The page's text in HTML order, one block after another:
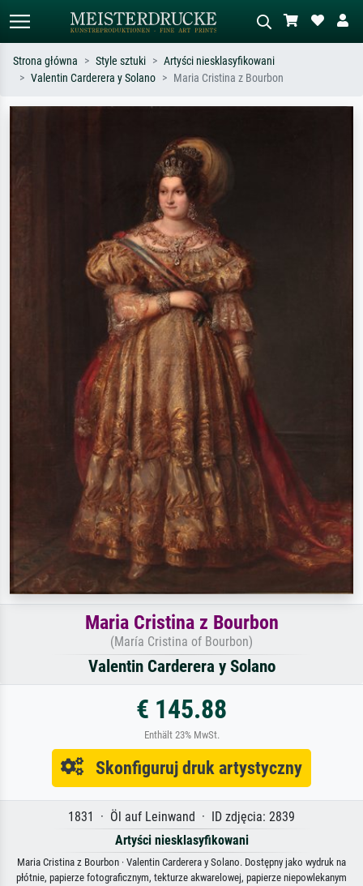
impresjonizm, fala Hokusaia, akt.
abstrakcja z czerwienią, ciemny olej,
stojący akt obok drzewa.
Strona główna Style sztuki
Artyści niesklasyfikowani
Valentin Carderera y Solano
Maria Cristina z Bourbon
Maria Cristina z Bourbon
(María Cristina of Bourbon)
Valentin Carderera y Solano
€ 145.88
Enthält 23% MwSt.
Skonfiguruj druk artystyczny
1831 · Öl auf Leinwand · ID zdjęcia: 2839
Artyści niesklasyfikowani
Maria Cristina z Bourbon · Valentin Carderera y Solano. Dostępny jako wydruk na
płótnie, papierze fotograficznym, tekturze akwarelowej, papierze niepowlekanym